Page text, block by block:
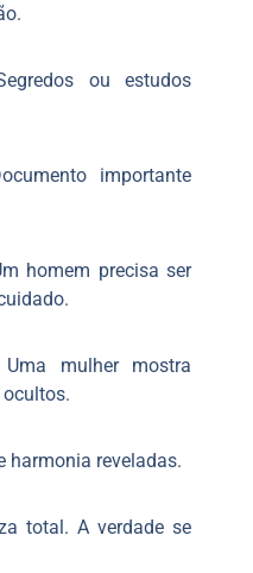
ou estudos
importante
homem precisa ser
mulher mostra
harmonia reveladas.
total. A verdade se